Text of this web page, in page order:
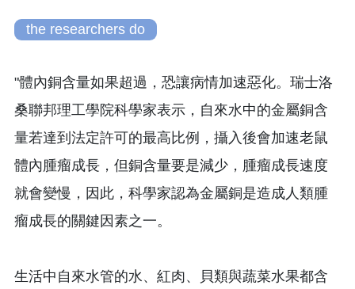
the researchers do
"體內銅含量如果超過，恐讓病情加速惡化。瑞士洛
桑聯邦理工學院科學家表示，自來水中的金屬銅含
量若達到法定許可的最高比例，攝入後會加速老鼠
體內腫瘤成長，但銅含量要是減少，腫瘤成長速度
就會變慢，因此，科學家認為金屬銅是造成人類腫
瘤成長的關鍵因素之一。
生活中自來水管的水、紅肉、貝類與蔬菜水果都含